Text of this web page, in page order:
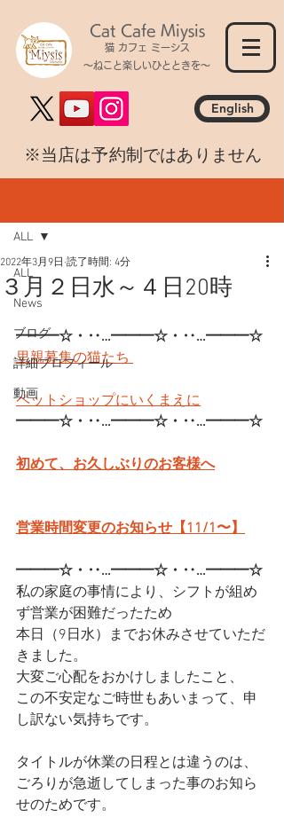
Cat Cafe Miysis
猫 カフェ ミーシス
～ねこと楽しいひとときを～
English
​※当店は予約制ではありません
ALL
News
ブログ
詳細プロフィール
動画
ALL
３月２日水～４日20時
2022年3月9日 読了時間: 4分
━━━☆・‥…━━━☆・‥…━━━☆
里親募集の猫たち
ペットショップにいくまえに
━━━☆・‥…━━━☆・‥…━━━☆
初めて、お久しぶりのお客様へ
営業時間変更のお知らせ【11/1〜】
━━━☆・‥…━━━☆・‥…━━━☆
私の家庭の事情により、シフトが組め
ず営業が困難だったため
本日（9日水）までお休みさせていただ
きました。
大変ご心配をおかけしましたこと、
この不安定なご時世もあいまって、申
し訳ない気持ちです。
タイトルが休業の日程とは違うのは、
ごろりが急逝してしまった事のお知ら
せのためです。